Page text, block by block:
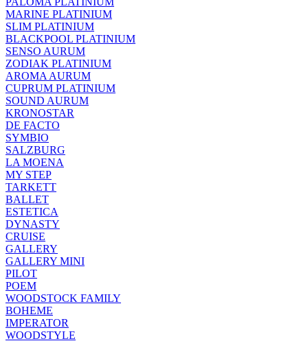
MARINE PLATINIUM
SLIM PLATINIUM
BLACKPOOL PLATINIUM
SENSO AURUM
ZODIAK PLATINIUM
AROMA AURUM
CUPRUM PLATINIUM
SOUND AURUM
KRONOSTAR
DE FACTO
SYMBIO
SALZBURG
LA MOENA
MY STEP
TARKETT
BALLET
ESTETICA
DYNASTY
CRUISE
GALLERY
GALLERY MINI
PILOT
POEM
WOODSTOCK FAMILY
BOHEME
IMPERATOR
WOODSTYLE